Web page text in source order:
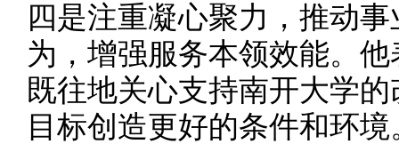
四是注重凝心聚力，推动
为，增强服务本领效能。
既往地关心支持南开大学
目标创造更好的条件和环